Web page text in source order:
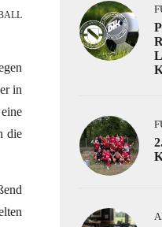
in
die